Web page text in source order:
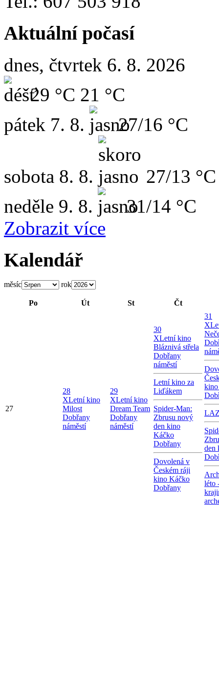
Aktuální počasí
dnes, čtvrtek 6. 8. 2026
29 °C 21 °C
pátek 7. 8. 27/16 °C
sobota 8. 8.
27/13 °C
neděle 9. 8.
31/14 °C
Zobrazit více
Kalendář
měsíc rok
Po Út St Čt
27
28
XLetní kino
Milost
Dobřany
náměstí
29
XLetní kino
Dream Team
Dobřany
náměstí
30
XLetní kino
Bláznivá střela
Dobřany
náměstí
Letní kino za
Liďákem
Spider-Man:
Zbrusu nový
den kino
Káčko
Dobřany
Dovolená v
Českém ráji
kino Káčko
Dobřany
31
X
den
léto